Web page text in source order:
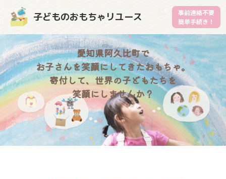
子どものおもちゃリユース
事前連絡不要
簡単手続き！
愛知県阿久比町で
お子さんを笑顔にしてきたおもちゃ。
寄付して、世界の子どもたちを
笑顔にしませんか？